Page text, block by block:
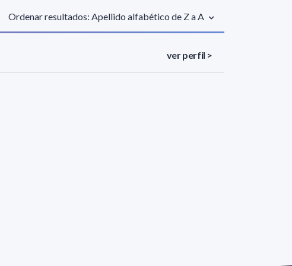
Ordenar resultados: Apellido alfabético de Z a A
ver perfil >